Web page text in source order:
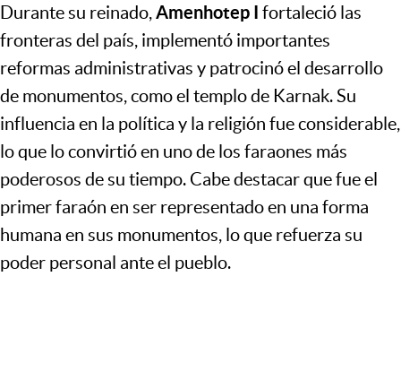
Durante su reinado,Amenhotep I fortaleció las
fronteras del país, implementó importantes
reformas administrativas y patrocinó el desarrollo
de monumentos, como el templo de Karnak. Su
influencia en la política y la religión fue considerable,
lo que lo convirtió en uno de los faraones más
poderosos de su tiempo. Cabe destacar que fue el
primer faraón en ser representado en una forma
humana en sus monumentos, lo que refuerza su
poder personal ante el pueblo.